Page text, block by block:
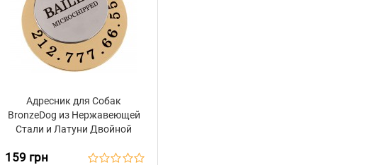
Адресник для Собак
BronzeDog из Нержавеющей
Стали и Латуни Двойной
159 грн